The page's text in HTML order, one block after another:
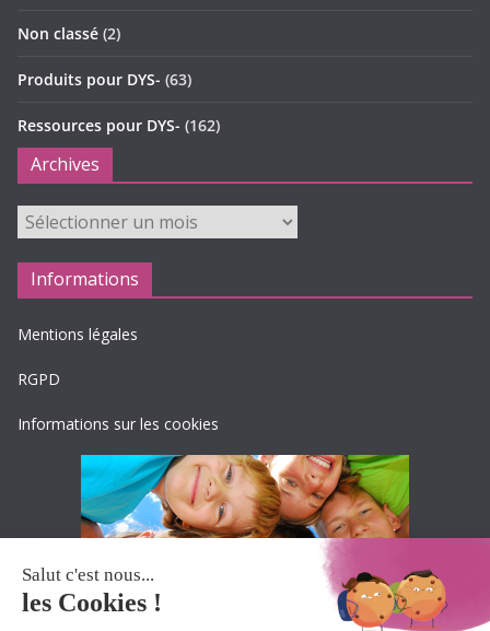
Non classé (2)
Produits pour DYS- (63)
Ressources pour DYS- (162)
Archives
Archives
Informations
Mentions légales
RGPD
Informations sur les cookies